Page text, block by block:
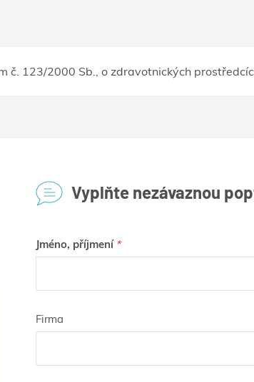
č. 123/2000 Sb., o zdravotnických
Vyplňte nezávaznou
Jméno, příjmení
Firma